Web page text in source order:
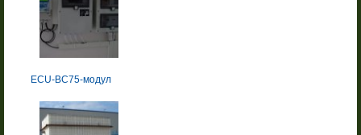
ECU-ВС75-модул